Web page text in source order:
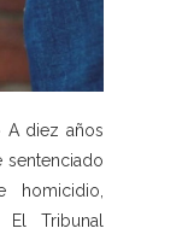
A diez años
sentenciado
El Tribunal